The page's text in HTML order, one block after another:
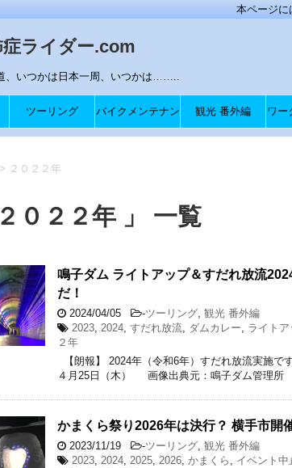
本ページに
症ライダー.com
、いつかは日本一周、いつかは……..
ツーリング バイクメンテナン 観光 番外編 ワー
> ２０２２年
２０２２年 」 一覧
鳴子ダム ライトアップ＆すだれ放流
だ！
2024/04/05 -ツーリング, 観光 番外編
2023, 2024, すだれ放流, ダムカレー, ライトア
２年
【朗報】 2024年（令和6年）すだれ放流実施で
４月25日（木） 画像出典元：鳴子ダム管理
かまくら祭り2026年は決行？ 横手市開
2023/11/19 -ツーリング, 観光 番外編
2023, 2024, 2025, 2026, かまくら , イベント中